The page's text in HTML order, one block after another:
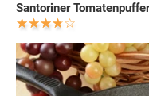
Santoriner Tomatenpuffer